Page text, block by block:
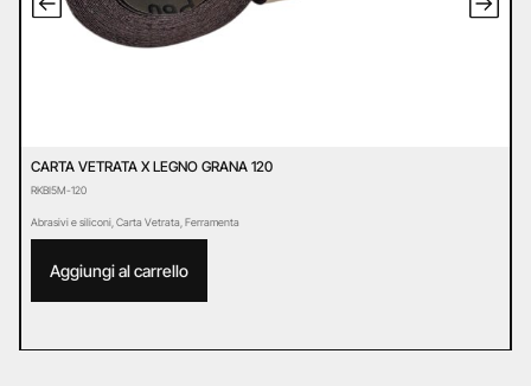
CARTA VETRATA X LEGNO GRANA 120
RKBI5M-120
Abrasivi e siliconi Carta Vetrata Ferramenta
Aggiungi al carrello